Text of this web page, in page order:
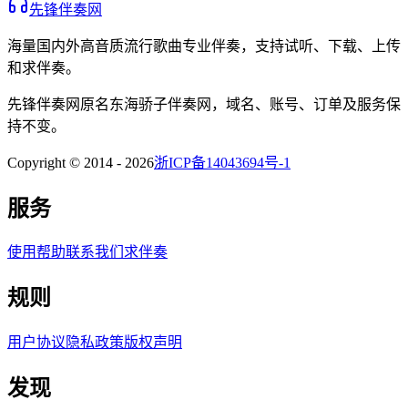
先锋伴奏网
海量国内外高音质流行歌曲专业伴奏，支持试听、下载、上传
和求伴奏。
先锋伴奏网 原名东海骄子伴奏网 ，域名、账号、订单及服务保
持不变。
Copyright © 2014 - 2026浙ICP备14043694号-1
服务
使用帮助联系我们 求伴奏
规则
用户协议 隐私政策版权声明
发现